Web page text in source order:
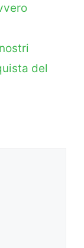
del